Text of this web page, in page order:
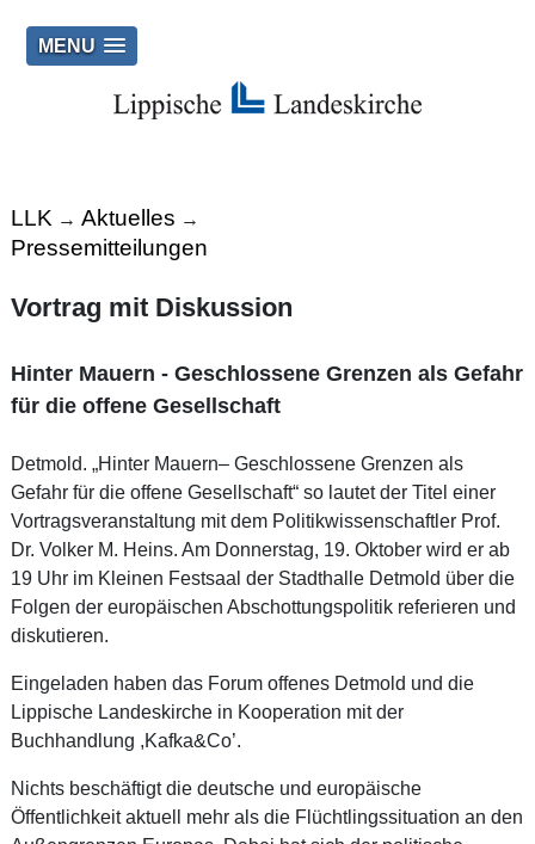
MENU
LLK → Aktuelles →
Pressemitteilungen
Vortrag mit Diskussion
Hinter Mauern - Geschlossene Grenzen als Gefahr
für die offene Gesellschaft
Detmold. „Hinter Mauern– Geschlossene Grenzen als
Gefahr für die offene Gesellschaft“ so lautet der Titel einer
Vortragsveranstaltung mit dem Politikwissenschaftler Prof.
Dr. Volker M. Heins. Am Donnerstag, 19. Oktober wird er ab
19 Uhr im Kleinen Festsaal der Stadthalle Detmold über die
Folgen der europäischen Abschottungspolitik referieren und
diskutieren.
Eingeladen haben das Forum offenes Detmold und die
Lippische Landeskirche in Kooperation mit der
Buchhandlung ,Kafka&Co’.
Nichts beschäftigt die deutsche und europäische
Öffentlichkeit aktuell mehr als die Flüchtlingssituation an den